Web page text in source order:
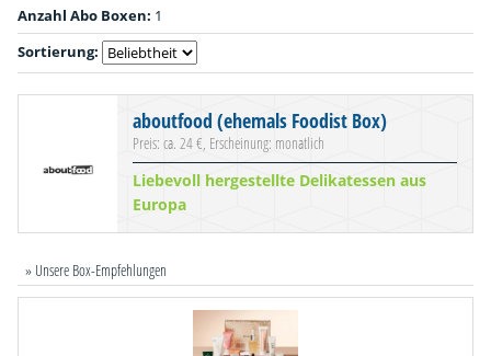
Anzahl Abo Boxen: 1
Sortierung:
aboutfood (ehemals Foodist Box)
Preis: ca. 24 €, Erscheinung: monatlich
Liebevoll hergestellte Delikatessen aus
Europa
» Unsere Box-Empfehlungen